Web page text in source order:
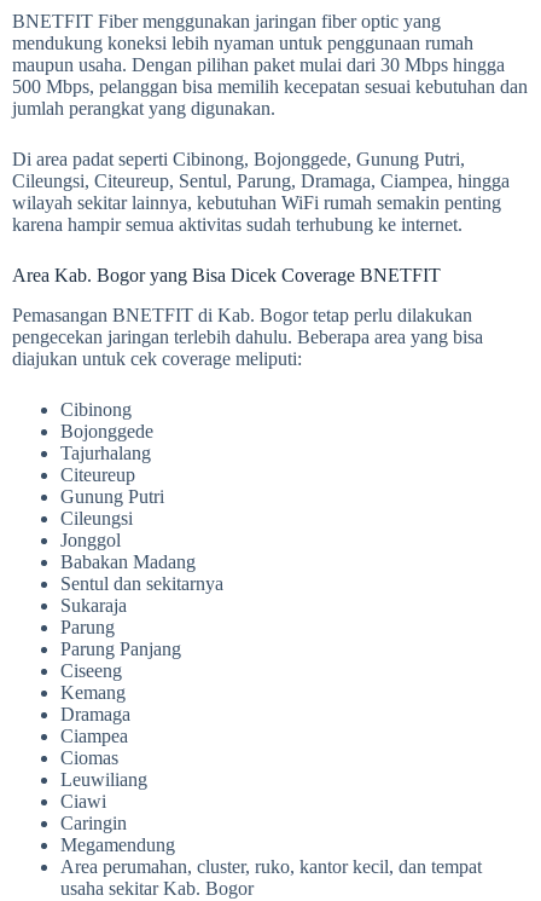
BNETFIT Fiber menggunakan jaringan fiber optic yang
mendukung koneksi lebih nyaman untuk penggunaan rumah
maupun usaha. Dengan pilihan paket mulai dari 30 Mbps hingga
500 Mbps, pelanggan bisa memilih kecepatan sesuai kebutuhan dan
jumlah perangkat yang digunakan.
Di area padat seperti Cibinong, Bojonggede, Gunung Putri,
Cileungsi, Citeureup, Sentul, Parung, Dramaga, Ciampea, hingga
wilayah sekitar lainnya, kebutuhan WiFi rumah semakin penting
karena hampir semua aktivitas sudah terhubung ke internet.
Area Kab. Bogor yang Bisa Dicek Coverage BNETFIT
Pemasangan BNETFIT di Kab. Bogor tetap perlu dilakukan
pengecekan jaringan terlebih dahulu. Beberapa area yang bisa
diajukan untuk cek coverage meliputi:
Cibinong
Bojonggede
Tajurhalang
Citeureup
Gunung Putri
Cileungsi
Jonggol
Babakan Madang
Sentul dan sekitarnya
Sukaraja
Parung
Parung Panjang
Ciseeng
Kemang
Dramaga
Ciampea
Ciomas
Leuwiliang
Ciawi
Caringin
Megamendung
Area perumahan, cluster, ruko, kantor kecil, dan tempat
usaha sekitar Kab. Bogor